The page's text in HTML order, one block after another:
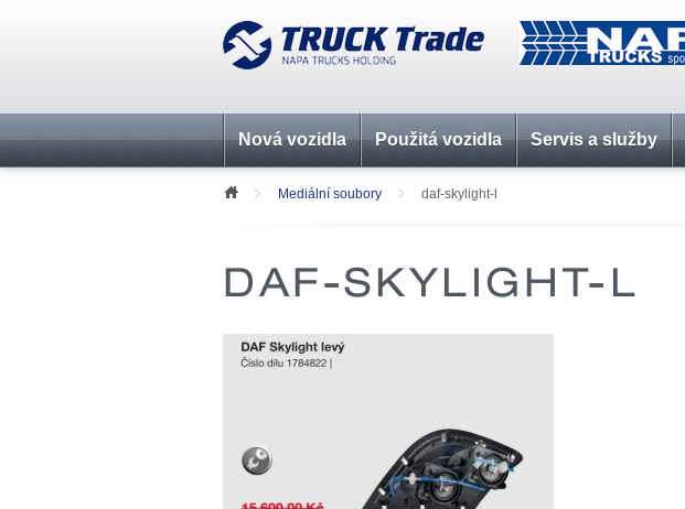
Nová vozidla Použitá vozidla Servis a služby
Mediální soubory daf-skylight-l
DAF-SKYLIGHT-L